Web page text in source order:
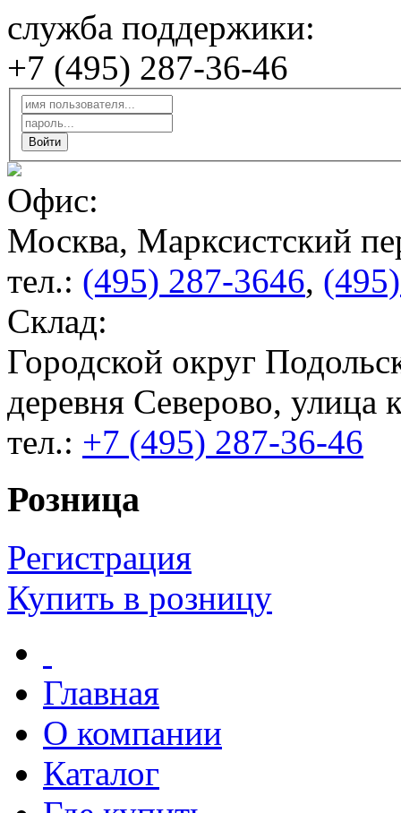
служба поддержики:
+7 (495) 287-36-46
Офис:
Москва, Марксистский
тел.: (495) 287-3646,
Склад:
Городской округ
деревня Северово, улица
тел.: +7 (495) 287-36-46
Розница
Регистрация
Купить в розницу
Главная
О компании
Каталог